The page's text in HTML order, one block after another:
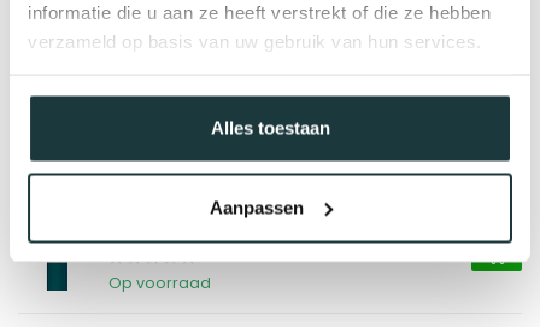
informatie die u aan ze heeft verstrekt of die ze hebben
verzameld op basis van uw gebruik van hun services.
Alles toestaan
Aanpassen
Gerelateerde producten
Steigerbuis koppeling
Op voorraad
Steigerbuis koppeling
lang t-stuk | Ø60.3 mm
Op voorraad
€22,92